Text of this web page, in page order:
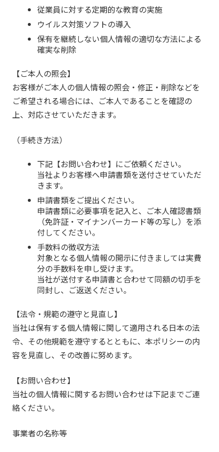
従業員に対する定期的な教育の実施
ウイルス対策ソフトの導入
保有を継続しない個人情報の適切な方法による
確実な削除
【ご本人の照会】
お客様がご本人の個人情報の照会・修正・削除などを
ご希望される場合には、ご本人であることを確認の
上、対応させていただきます。
（手続き方法）
下記【お問い合わせ】にご依頼ください。
当社よりお客様へ申請書類を送付させていただ
きます。
申請書類をご提出ください。
申請書類に必要事項を記入と、ご本人確認書類
（免許証・マイナンバーカード等の写し）を添
付してください。
手数料の徴収方法
対象となる個人情報の開示に付きましては実費
分の手数料を申し受けます。
当社が送付する申請書と合わせて同額の切手を
同封し、ご返送ください。
【法令・規範の遵守と見直し】
当社は保有する個人情報に関して適用される日本の法
令、その他規範を遵守するとともに、本ポリシーの内
容を見直し、その改善に努めます。
【お問い合わせ】
当社の個人情報に関するお問い合わせは下記までご連
絡ください。
事業者の名称等